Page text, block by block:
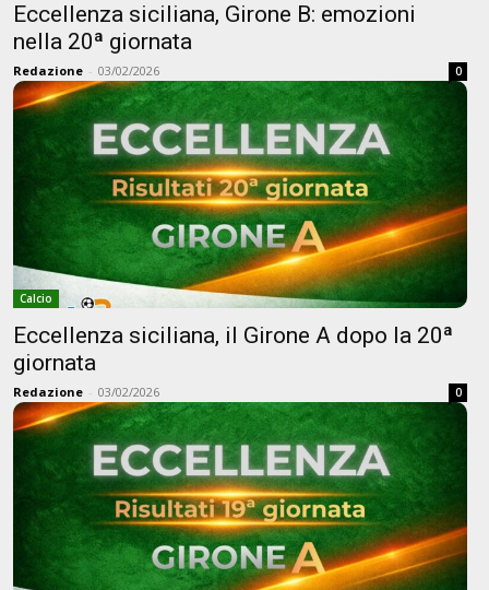
Eccellenza siciliana, Girone B: emozioni
nella 20ª giornata
Redazione - 03/02/2026 0
Calcio
Eccellenza siciliana, il Girone A dopo la 20ª
giornata
Redazione - 03/02/2026 0